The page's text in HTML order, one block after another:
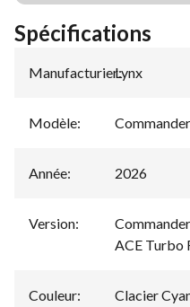
Spécifications
Manufacturier:
Lynx
Modèle: Commander
Année: 2026
Version:
ACE Turbo
Couleur: Clacier